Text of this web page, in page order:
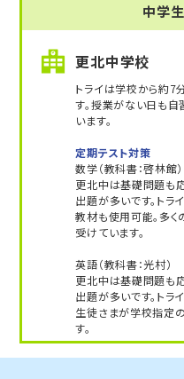
中学
更北中学校
トライは学校から約7
す。授業がない日も
います。
定期テスト対策
数学（教科書：啓林館）
更北中は基礎問題も
出題が多いです。ト
教材も使用可能。多
受けています。
英語（教科書：光村）
更北中は基礎問題も
出題が多いです。トラ
生徒さまが学校指定
す。
人気のコース